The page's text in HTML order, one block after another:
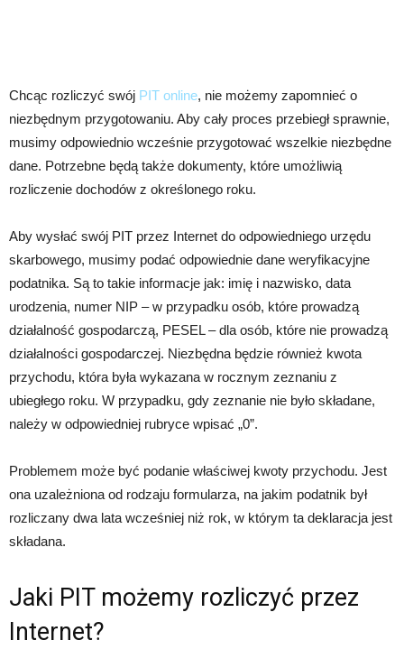
Chcąc rozliczyć swój PIT online, nie możemy zapomnieć o
niezbędnym przygotowaniu. Aby cały proces przebiegł sprawnie,
musimy odpowiednio wcześnie przygotować wszelkie niezbędne
dane. Potrzebne będą także dokumenty, które umożliwią
rozliczenie dochodów z określonego roku.
Aby wysłać swój PIT przez Internet do odpowiedniego urzędu
skarbowego, musimy podać odpowiednie dane weryfikacyjne
podatnika. Są to takie informacje jak: imię i nazwisko, data
urodzenia, numer NIP – w przypadku osób, które prowadzą
działalność gospodarczą, PESEL – dla osób, które nie prowadzą
działalności gospodarczej. Niezbędna będzie również kwota
przychodu, która była wykazana w rocznym zeznaniu z
ubiegłego roku. W przypadku, gdy zeznanie nie było składane,
należy w odpowiedniej rubryce wpisać „0”.
Problemem może być podanie właściwej kwoty przychodu. Jest
ona uzależniona od rodzaju formularza, na jakim podatnik był
rozliczany dwa lata wcześniej niż rok, w którym ta deklaracja jest
składana.
Jaki PIT możemy rozliczyć przez
Internet?